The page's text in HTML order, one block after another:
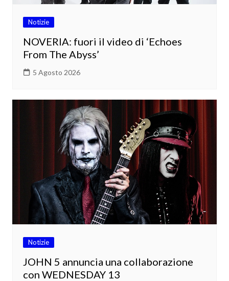
Notizie
NOVERIA: fuori il video di ‘Echoes
From The Abyss’
5 Agosto 2026
Notizie
JOHN 5 annuncia una collaborazione
con WEDNESDAY 13